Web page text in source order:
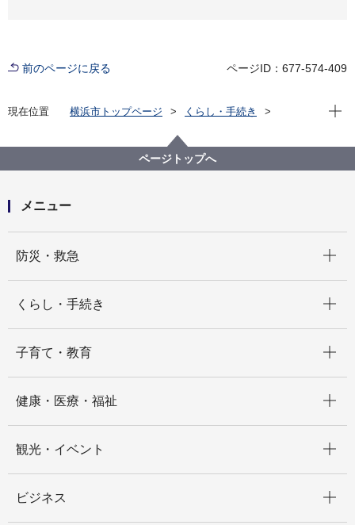
前のページに戻る ページID：677-574-409
現在位置 横浜市トップページ
くらし・手続き
イベント・動画など
【実験ノートを公開しました】夏休みこども環境科学
教室2024
現在
ページトップへ
メニュー
防災・救急
くらし・手続き
子育て・教育
健康・医療・福祉
観光・イベント
ビジネス